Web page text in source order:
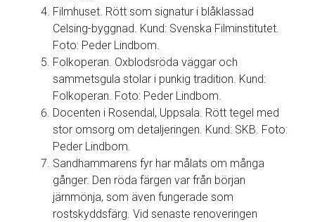
Filmhuset. Rött som signatur i blåklassad
Celsing-byggnad. Kund: Svenska Filminstitutet.
Foto: Peder Lindbom.
Folkoperan. Oxblodsröda väggar och
sammetsgula stolar i punkig tradition. Kund:
Folkoperan. Foto: Peder Lindbom.
Docenten i Rosendal, Uppsala. Rött tegel med
stor omsorg om detaljeringen. Kund: SKB. Foto:
Peder Lindbom.
Sandhammarens fyr har målats om många
gånger. Den röda färgen var från början
järnmönja, som även fungerade som
rostskyddsfärg. Vid senaste renoveringen